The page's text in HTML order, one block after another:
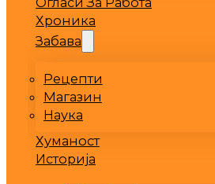
Хроника
Забава
Рецепти
Магазин
Наука
Хуманост
Историја